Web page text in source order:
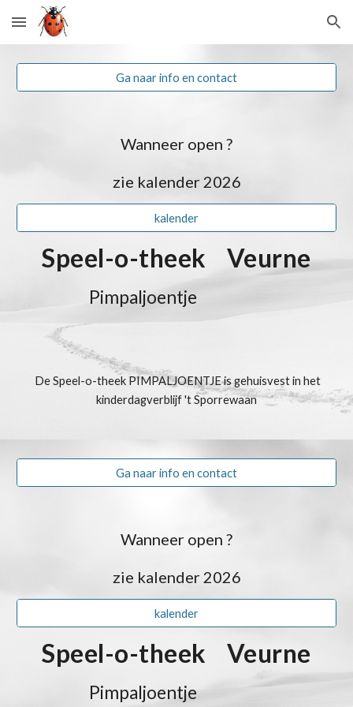
Skip to main content Skip to navigation
Ga naar info en contact
Wanneer open ?
zie kalender 2026
kalender
Speel-o-theek Veurne
Pimpaljoentje
De Speel-o-theek PIMPALJOENTJE is gehuisvest in het
kinderdagverblijf 't Sporrewaan
Ga naar info en contact
Wanneer open ?
zie kalender 2026
kalender
Speel-o-theek Veurne
Pimpaljoentje